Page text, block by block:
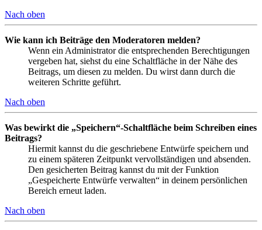
Nach oben
Wie kann ich Beiträge den Moderatoren melden?
Wenn ein Administrator die entsprechenden Berechtigungen
vergeben hat, siehst du eine Schaltfläche in der Nähe des
Beitrags, um diesen zu melden. Du wirst dann durch die
weiteren Schritte geführt.
Nach oben
Was bewirkt die „Speichern“-Schaltfläche beim Schreiben eines
Beitrags?
Hiermit kannst du die geschriebene Entwürfe speichern und
zu einem späteren Zeitpunkt vervollständigen und absenden.
Den gesicherten Beitrag kannst du mit der Funktion
„Gespeicherte Entwürfe verwalten“ in deinem persönlichen
Bereich erneut laden.
Nach oben